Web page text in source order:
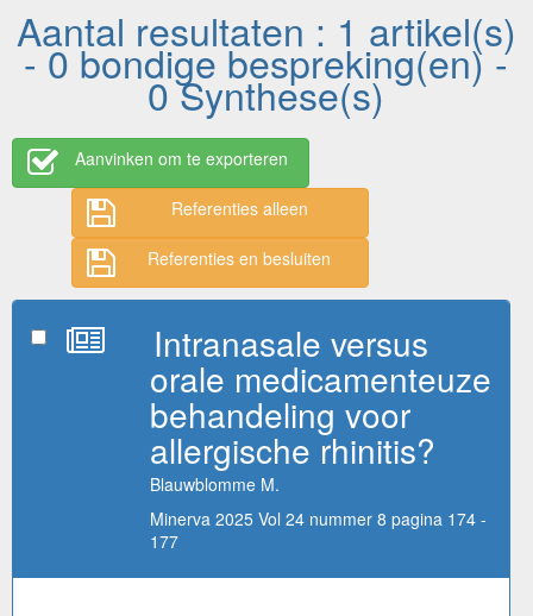
Aantal resultaten : 1 artikel(s)
- 0 bondige bespreking(en) -
0 Synthese(s)
Aanvinken om te exporteren
Referenties alleen
Referenties en besluiten
Intranasale versus
orale medicamenteuze
behandeling voor
allergische rhinitis?
Blauwblomme M.
Minerva 2025 Vol 24 nummer 8 pagina 174 -
177